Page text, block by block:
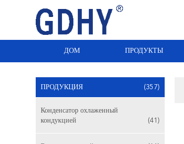
ДОМ ПРОДУКТЫ
ПРОДУКЦИЯ (357)
Конденсатор охлаженный
кондукцией
(41)